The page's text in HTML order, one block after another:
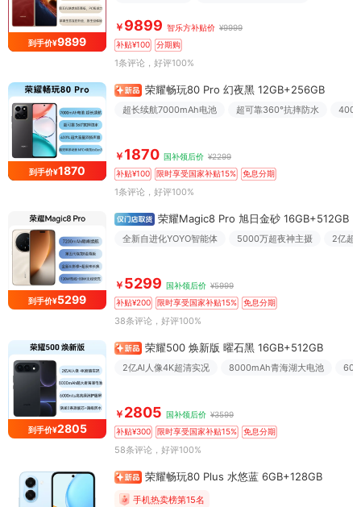
到手价¥9899
￥ 9899 智乐方补贴价 ¥9999
补贴¥100
分期购
1条评论 ，好评100%
到手价¥1870
荣耀畅玩80 Pro 幻夜黑 12GB+256GB
超长续航7000mAh电池 超可靠360°抗摔防水
￥ 1870 国补领后价 ¥2299
补贴¥100
限时享受国家补贴15% 免息分期
1条评论 ，好评100%
到手价¥5299
荣耀Magic8 Pro 旭日金砂 16GB+512GB
全新自进化YOYO智能体 5000万超夜神主摄 2亿超
￥ 5299 国补领后价 ¥5999
补贴¥200
限时享受国家补贴15% 免息分期
38条评论 ，好评100%
到手价¥2805
荣耀500 焕新版 曜石黑 16GB+512GB
2亿AI人像4K超清实况 8000mAh青海湖大电池
￥ 2805 国补领后价 ¥3599
补贴¥300
限时享受国家补贴15% 免息分期
58条评论 ，好评100%
荣耀畅玩80 Plus 水悠蓝 6GB+128GB
手机热卖榜第15名